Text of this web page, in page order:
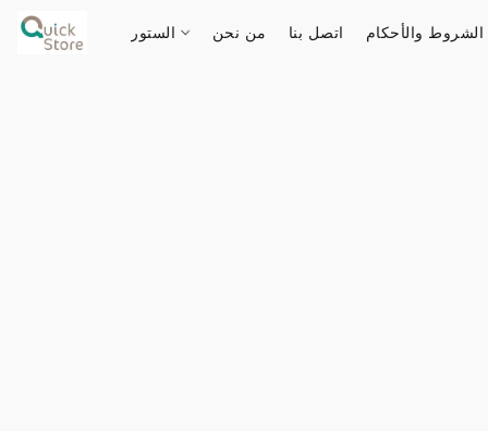
من نحن اتصل بنا الشروط والأحكام